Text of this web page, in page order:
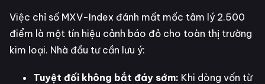
Việc chỉ số MXV-Index đánh mất mốc tâm lý 2.500
điểm là một tín hiệu cảnh báo đỏ cho toàn thị trường
kim loại. Nhà đầu tư cần lưu ý:
Tuyệt đối không bắt đáy sớm: Khi dòng vốn từ